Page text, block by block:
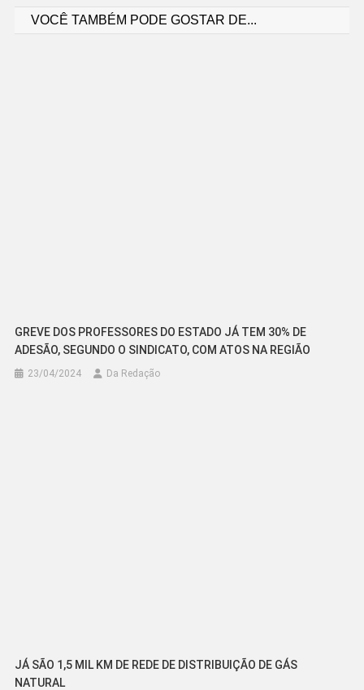
VOCÊ TAMBÉM PODE GOSTAR DE...
GREVE DOS PROFESSORES DO ESTADO JÁ TEM 30% DE
ADESÃO, SEGUNDO O SINDICATO, COM ATOS NA REGIÃO
23/04/2024 Da Redação
JÁ SÃO 1,5 MIL KM DE REDE DE DISTRIBUIÇÃO DE GÁS
NATURAL